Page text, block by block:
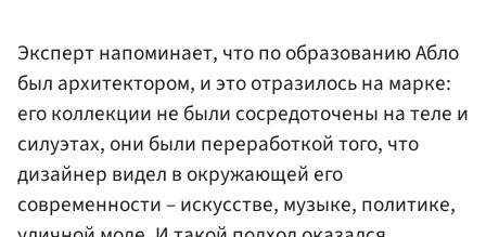
Эксперт напоминает, что по образованию Абло
был архитектором, и это отразилось на марке:
его коллекции не были сосредоточены на теле и
силуэтах, они были переработкой того, что
дизайнер видел в окружающей его
современности – искусстве, музыке, политике,